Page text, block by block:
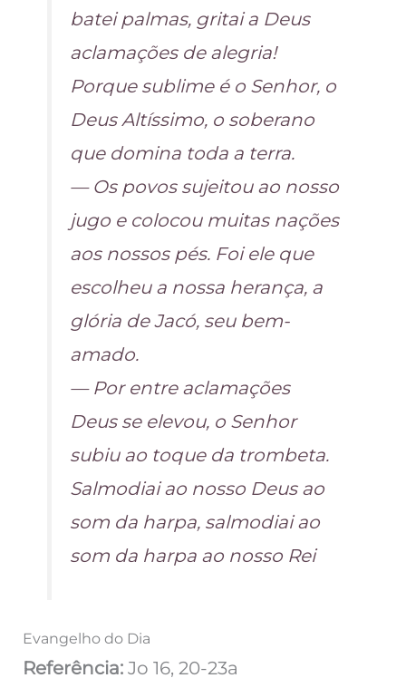
batei palmas, gritai a Deus
aclamações de alegria!
Porque sublime é o Senhor, o
Deus Altíssimo, o soberano
que domina toda a terra.
— Os povos sujeitou ao nosso
jugo e colocou muitas nações
aos nossos pés. Foi ele que
escolheu a nossa herança, a
glória de Jacó, seu bem-
amado.
— Por entre aclamações
Deus se elevou, o Senhor
subiu ao toque da trombeta.
Salmodiai ao nosso Deus ao
som da harpa, salmodiai ao
som da harpa ao nosso Rei
Evangelho do Dia
Referência: Jo 16, 20-23a